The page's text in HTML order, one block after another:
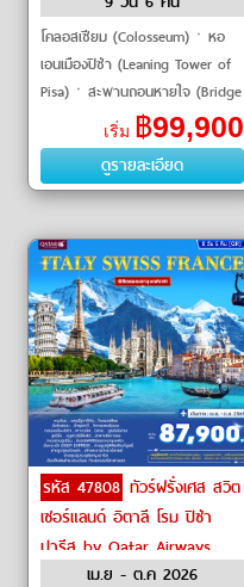
โคลอสเซียม (Colosseum)ㆍหอ
เอนเมืองปิซ่า (Leaning Tower of
Pisa)ㆍสะพานถอนหายใจ (Bridge
of Sighs)ㆍมหาวิหารดูโอโม่ มิ
ลาน (Duomo di Milano)ㆍยอด
เขาจุงเฟรา (
เริ่ม ฿99,900
ดูรายละเอียด
รหัส 47808 ทัวร์ฝรั่งเศส สวิต
เซอร์แลนด์ อิตาลี โรม ปิซ่า
ปารีส by Qatar Airways
เม.ย - ต.ค 2026